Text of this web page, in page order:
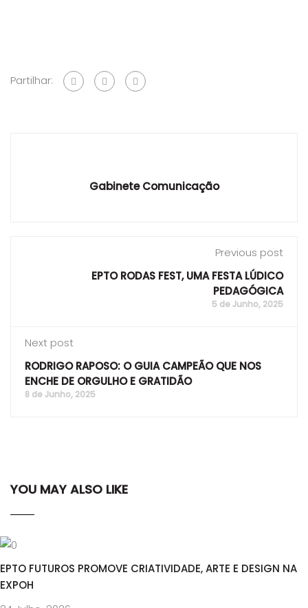
Partilhar:
Gabinete Comunicação
Previous post
EPTO RODAS FEST, UMA FESTA LÚDICO
PEDAGÓGICA
5 de Junho, 2025
Next post
RODRIGO RAPOSO: O GUIA CAMPEÃO QUE NOS
ENCHE DE ORGULHO E GRATIDÃO
8 de Junho, 2025
YOU MAY ALSO LIKE
EPTO FUTUROS PROMOVE CRIATIVIDADE, ARTE E DESIGN NA
EXPOH